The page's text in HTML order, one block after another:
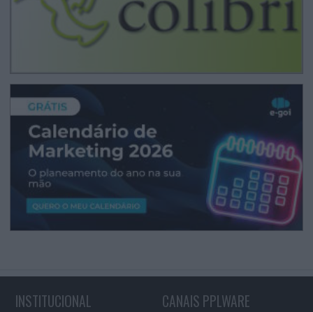
INSTITUCIONAL CANAIS PPLWARE